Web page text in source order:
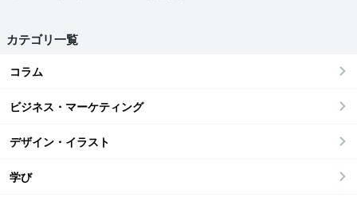
カテゴリ一覧
コラム
ビジネス・マーケティング
デザイン・イラスト
学び